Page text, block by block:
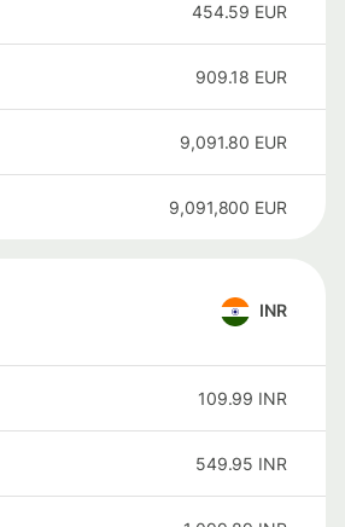
454.59 EUR
909.18 EUR
9,091.80 EUR
9,091,800 EUR
INR
109.99 INR
549.95 INR